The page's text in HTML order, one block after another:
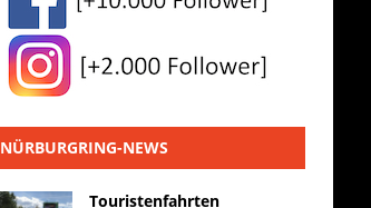
NÜRBURGRING-NEWS
Touristenfahrten